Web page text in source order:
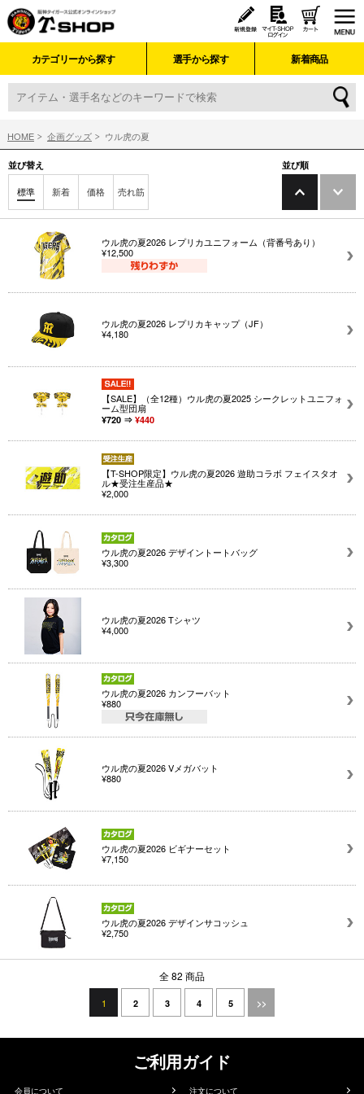
カテゴリーから探す 選手から探す 新着商品
HOME 企画グッズ ウル虎の夏
並び替え
標準 新着 価格 売れ筋
並び順
ウル虎の夏2026 レプリカユニフォーム（背番号あり）
¥12,500
ウル虎の夏2026 レプリカキャップ（JF）
¥4,180
【SALE】（全12種）ウル虎の夏2025 シークレットユニフォ
ーム型団扇
¥720 ⇒ ¥440
【T-SHOP限定】ウル虎の夏2026 遊助コラボ フェイスタオ
ル★受注生産品★
¥2,000
ウル虎の夏2026 デザイントートバッグ
¥3,300
ウル虎の夏2026 Tシャツ
¥4,000
ウル虎の夏2026 カンフーバット
¥880
ウル虎の夏2026 Vメガバット
¥880
ウル虎の夏2026 ビギナーセット
¥7,150
ウル虎の夏2026 デザインサコッシュ
¥2,750
全 82 商品
1 2 3 4 5 >>
ご利用ガイド
会員について 注文について